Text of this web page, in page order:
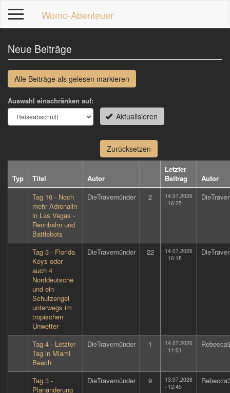
zum
Inhalt
Womo-Abenteuer
Neue Beiträge
Alle Beiträge als gelesen markieren
Auswahl einschränken auf:
Aktualisieren
Zurücksetzen
Typ Titel Autor
Letzter
Beitrag
Autor
Tag 16 - Noch
mehr Adrenalin
in Las Vegas -
Rennbahn und
Battlebots
DieTravemünder 2
14.07.2026
- 16:25
Tag 3 - Florida
Keys oder
auch 4
Norddeutsche
und ein
Schutzengel
unterwegs im
tropischen
Unwetter
DieTravemünder 22
14.07.2026
- 16:18
Tag 4 - Letzter
Tag in Miami
Beach
DieTravemünder 1
14.07.2026
- 11:01
Tag 3 -
Planänderung
DieTravemünder 9
13.07.2026
- 12:45